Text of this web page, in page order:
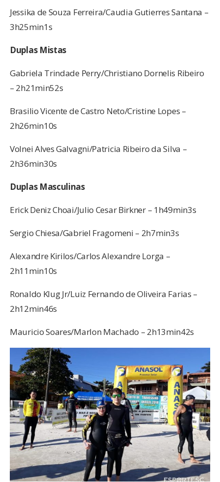
Jessika de Souza Ferreira/Caudia Gutierres Santana –
3h25min1s
Duplas Mistas
Gabriela Trindade Perry/Christiano Dornelis Ribeiro
– 2h21min52s
Brasilio Vicente de Castro Neto/Cristine Lopes –
2h26min10s
Volnei Alves Galvagni/Patricia Ribeiro da Silva –
2h36min30s
Duplas Masculinas
Erick Deniz Choai/Julio Cesar Birkner – 1h49min3s
Sergio Chiesa/Gabriel Fragomeni – 2h7min3s
Alexandre Kirilos/Carlos Alexandre Lorga –
2h11min10s
Ronaldo Klug Jr/Luiz Fernando de Oliveira Farias –
2h12min46s
Mauricio Soares/Marlon Machado – 2h13min42s